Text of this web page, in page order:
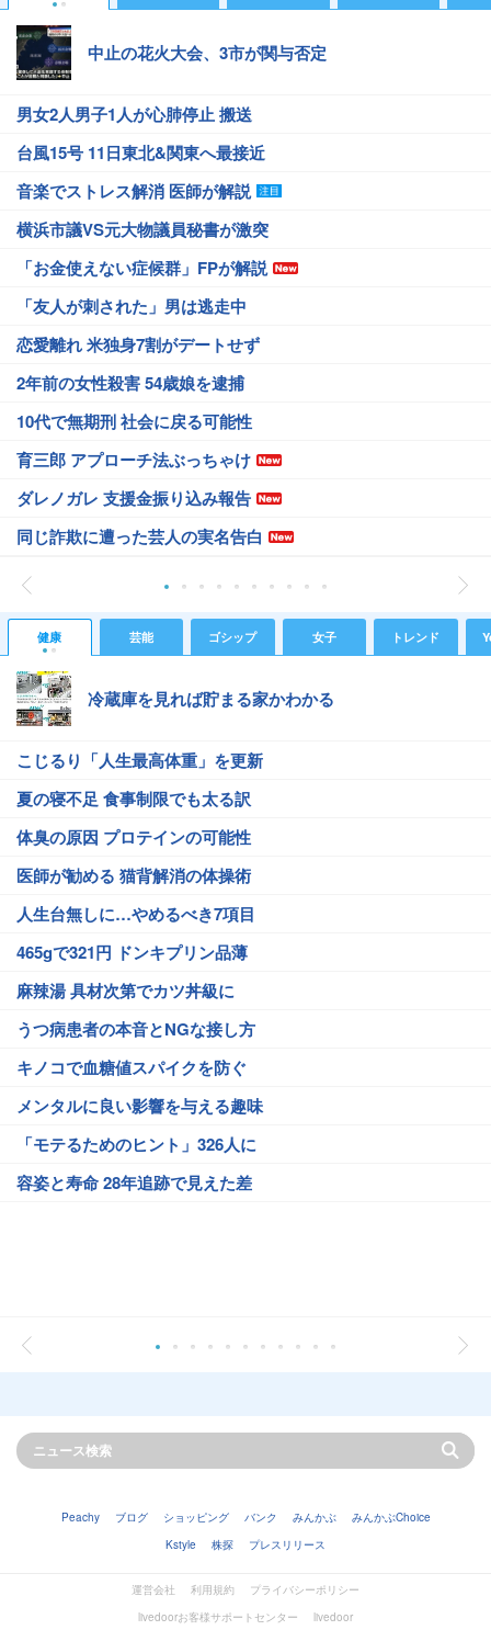
中止の花火大会、3市が関与否定
男女2人男子1人が心肺停止 搬送
台風15号 11日東北&関東へ最接近
音楽でストレス解消 医師が解説
横浜市議VS元大物議員秘書が激突
「お金使えない症候群」FPが解説
「友人が刺された」男は逃走中
恋愛離れ 米独身7割がデートせず
2年前の女性殺害 54歳娘を逮捕
10代で無期刑 社会に戻る可能性
育三郎 アプローチ法ぶっちゃけ
ダレノガレ 支援金振り込み報告
同じ詐欺に遭った芸人の実名告白
健康 芸能 ゴシップ 女子 トレンド
冷蔵庫を見れば貯まる家かわかる
こじるり「人生最高体重」を更新
夏の寝不足 食事制限でも太る訳
体臭の原因 プロテインの可能性
医師が勧める 猫背解消の体操術
人生台無しに…やめるべき7項目
465gで321円 ドンキプリン品薄
麻辣湯 具材次第でカツ丼級に
うつ病患者の本音とNGな接し方
キノコで血糖値スパイクを防ぐ
メンタルに良い影響を与える趣味
「モテるためのヒント」326人に
容姿と寿命 28年追跡で見えた差
Peachy ブログ ショッピング バンク みんかぶ
みんかぶChoice
Kstyle
株探 プレスリリース
運営会社 利用規約
プライバシーポリシー
livedoorお客様サポートセンター
livedoor